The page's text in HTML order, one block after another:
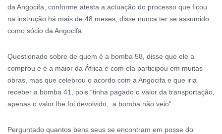
da Angocifa, conforme atesta a actuação do processo que ficou
na instrução há mais de 48 meses, disse nunca ter se assumido
como sócio da Angocifa.
Questionado sobre de quem é a bomba 58, disse que ele a
comprou e é a maior da África e com ela participou em muitas
obras, mas que celebrou o acordo com a Angocifa e que iria
receber a bomba 41, pois “tinha pagado o valor da transportação,
apenas o valor lhe foi devolvido, a bomba não veio”.
Perguntado quantos bens seus se encontram em posse do